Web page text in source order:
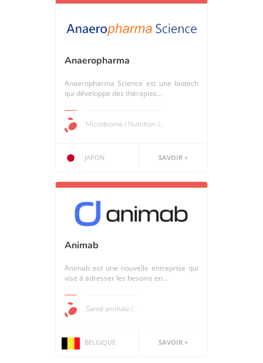
Anaeropharma
Anaeropharma Science est une biotech
qui développe des thérapies...
Microbiome / Nutrition /...
JAPON SAVOIR +
Animab
Animab est une nouvelle entreprise qui
vise à adresser les besoins en...
Santé animale /...
BELGIQUE SAVOIR +